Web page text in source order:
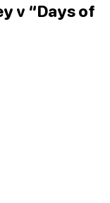
v “Days of